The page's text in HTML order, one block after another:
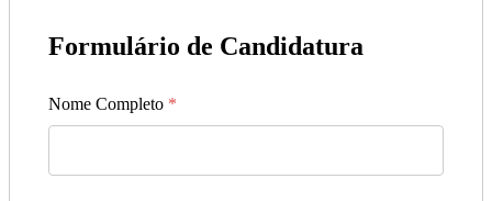
Formulário de Candidatura
Nome Completo *